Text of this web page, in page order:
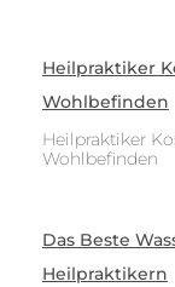
Heilpraktiker
Wohlbefinden
Heilpraktiker
Wohlbefinden
Das Beste
Heilpraktikern